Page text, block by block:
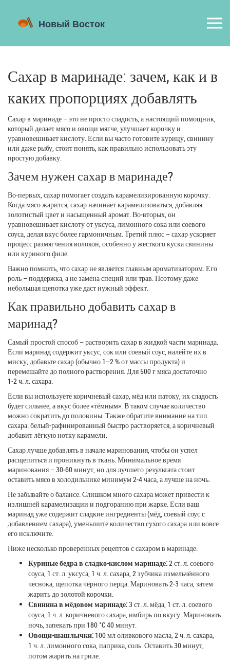
Сахар в маринаде: зачем, как и в
каких пропорциях добавлять
Сахар в маринаде – это не просто сладость, а настоящий помощник,
который делает мясо и овощи мягче, улучшает корочку и
уравновешивает кислоту. Если вы часто готовите курицу, свинину
или даже рыбу, стоит понять, как правильно использовать эту
простую добавку.
Зачем нужен сахар в маринаде?
Во-первых, сахар помогает создать карамелизированную корочку.
Когда мясо жарится, сахар начинает карамелизоваться, добавляя
золотистый цвет и насыщенный аромат. Во‑вторых, он
уравновешивает кислоту от уксуса, лимонного сока или соевого
соуса, делая вкус более гармоничным. Третий плюс – сахар ускоряет
процесс размягчения волокон, особенно у жесткого куска свинины
или куриного филе.
Важно помнить, что сахар не является главным ароматизатором. Его
роль – поддержка, а не замена специй или трав. Поэтому даже
небольшая щепотка уже даст нужный эффект.
Как правильно добавить сахар в
маринад?
Самый простой способ – растворить сахар в жидкой части маринада.
Если маринад содержит уксус, сок или соевый соус, налейте их в
миску, добавьте сахар (обычно 1–2 % от массы продукта) и
перемешайте до полного растворения. Для 500 г мяса достаточно
1‑2 ч. л. сахара.
Если вы используете коричневый сахар, мёд или патоку, их сладость
будет сильнее, а вкус более «тёмным». В таком случае количество
можно сократить до половины. Также обратите внимание на тип
сахара: белый‑рафинированный быстро растворяется, а коричневый
добавит лёгкую нотку карамели.
Сахар лучше добавлять в начале маринования, чтобы он успел
расщепиться и проникнуть в ткань. Минимальное время
маринования – 30‑60 минут, но для лучшего результата стоит
оставить мясо в холодильнике минимум 2‑4 часа, а лучше на ночь.
Не забывайте о балансе. Слишком много сахара может привести к
излишней карамелизации и подгоранию при жарке. Если ваш
маринад уже содержит сладкие ингредиенты (мёд, соевый соус с
добавлением сахара), уменьшите количество сухого сахара или вовсе
его исключите.
Ниже несколько проверенных рецептов с сахаром в маринаде:
Куриные бедра в сладко‑кислом маринаде:2 ст. л. соевого
соуса, 1 ст. л. уксуса, 1 ч. л. сахара, 2 зубчика измельчённого
чеснока, щепотка чёрного перца. Мариновать 2‑3 часа, затем
жарить до золотой корочки.
Свинина в мёдовом маринаде:3 ст. л. мёда, 1 ст. л. соевого
соуса, 1 ч. л. коричневого сахара, имбирь по вкусу. Мариновать
ночь, запекать при 180 °C 40 минут.
Овощи‑шашлычки: 100 мл оливкового масла, 2 ч. л. сахара,
1 ч. л. лимонного сока, паприка, соль. Оставить 30 минут,
потом жарить на гриле.